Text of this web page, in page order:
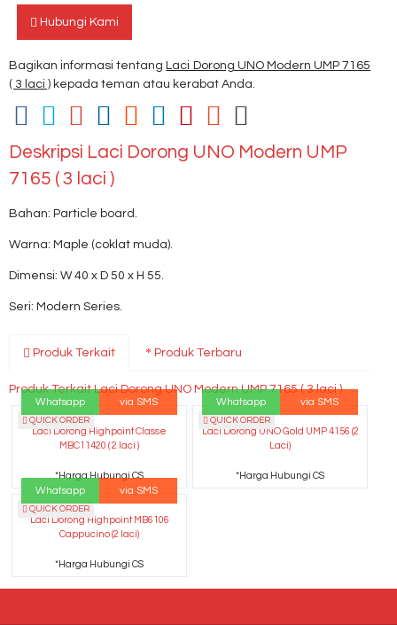
Hubungi Kami
Bagikan informasi tentangLaci Dorong UNO Modern UMP 7165
( 3 laci ) kepada teman atau kerabat Anda.
Deskripsi Laci Dorong UNO Modern UMP
7165 ( 3 laci )
Bahan: Particle board.
Warna: Maple (coklat muda).
Dimensi: W 40 x D 50 x H 55.
Seri: Modern Series.
Produk Terkait Produk Terbaru
Produk Terkait Laci Dorong UNO Modern UMP 7165 ( 3 laci )
QUICK ORDER
Whatsapp via SMS
Laci Dorong Highpoint Classe
MBC11420 ( 2 laci )
*Harga Hubungi CS
QUICK ORDER
Whatsapp via SMS
Laci Dorong UNO Gold UMP 4156 (2
Laci)
*Harga Hubungi CS
QUICK ORDER
Whatsapp via SMS
Laci Dorong Highpoint MB6106
Cappucino (2 laci)
*Harga Hubungi CS